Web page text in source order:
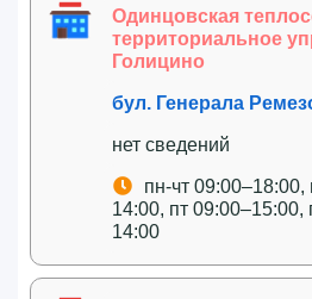
Одинцовская
территориальное
Голицино
бул. Генерала
нет сведений
пн-чт
14:00, пт
14:00